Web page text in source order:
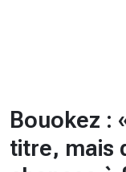
Bouokez :
titre, mais